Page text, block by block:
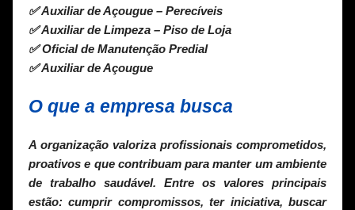
✅ Auxiliar de Açougue – Perecíveis
✅ Auxiliar de Limpeza – Piso de Loja
✅ Oficial de Manutenção Predial
✅ Auxiliar de Açougue
O que a empresa busca
A organização valoriza profissionais comprometidos,
proativos e que contribuam para manter um ambiente
de trabalho saudável. Entre os valores principais
estão: cumprir compromissos, ter iniciativa, buscar